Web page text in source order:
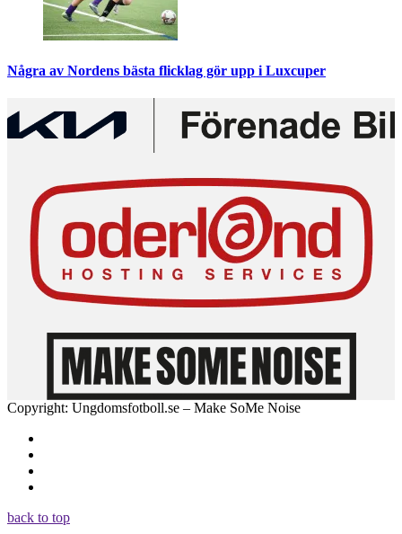
Några av Nordens bästa flicklag gör upp i Luxcuper
Copyright: Ungdomsfotboll.se – Make SoMe Noise
back to top